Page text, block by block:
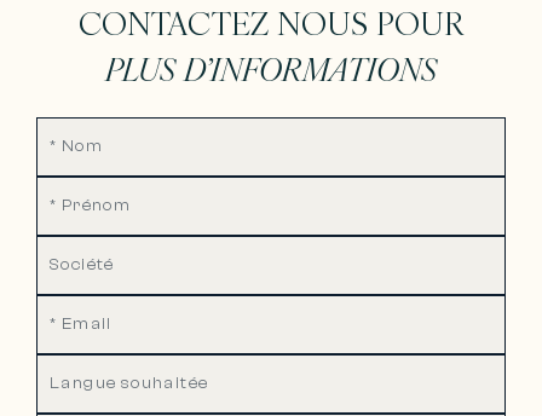
CONTACTEZ NOUS POUR
PLUS D’INFORMATIONS